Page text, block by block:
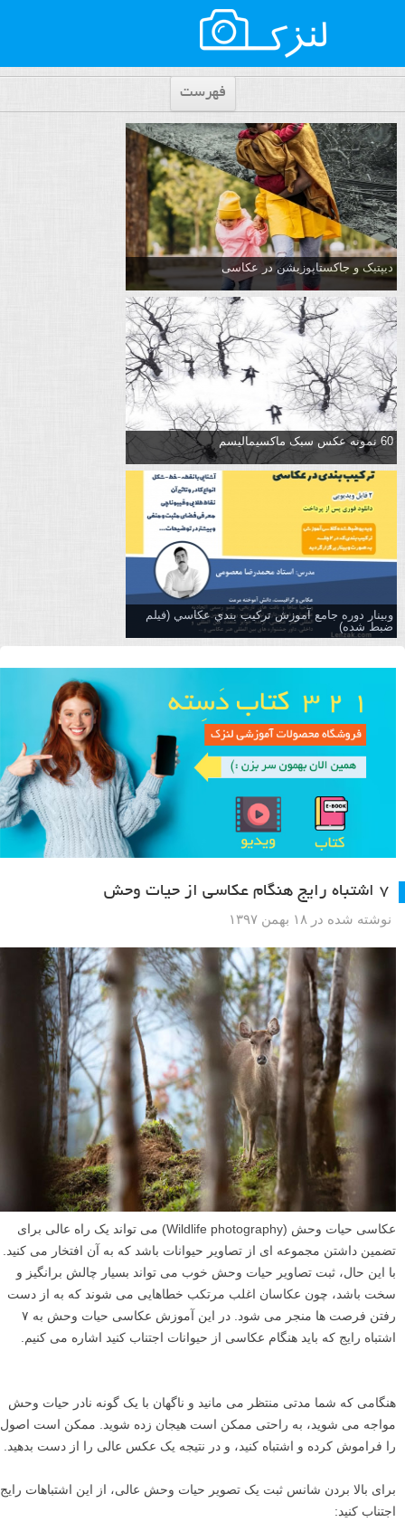
فهرست
دیپتیک و جاکستا‌پوزیشن در عکاسی
60 نمونه عکس سبک ماکسیمالیسم
وبینار دوره جامع آموزش تركيب بندي عكاسي (فیلم
ضبط شده)
۷ اشتباه رایج هنگام عکاسی از حیات وحش
نوشته شده در ۱۸ بهمن ۱۳۹۷
عکاسی حیات وحش (Wildlife photography) می تواند یک راه عالی برای
تضمین داشتن مجموعه ای از تصاویر حیوانات باشد که به آن افتخار می کنید.
با این حال، ثبت تصاویر حیات وحش خوب می تواند بسیار چالش برانگیز و
سخت باشد، چون عکاسان اغلب مرتکب خطاهایی می شوند که به از دست
رفتن فرصت ها منجر می شود. در این آموزش عکاسی حیات وحش به ۷
اشتباه رایج که باید هنگام عکاسی از حیوانات اجتناب کنید اشاره می کنیم.